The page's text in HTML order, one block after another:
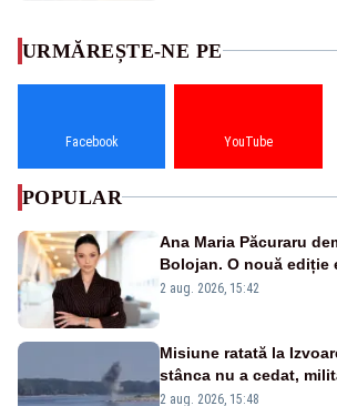
URMĂREȘTE-NE PE
Facebook YouTube
POPULAR
Ana Maria Păcuraru
Bolojan. O nouă ediție
emisiunii „Miza Zilei” la
2 aug. 2026, 15:42
Misiune ratată la
stânca nu a cedat,
detonările luni – VIDEO
2 aug. 2026, 15:48